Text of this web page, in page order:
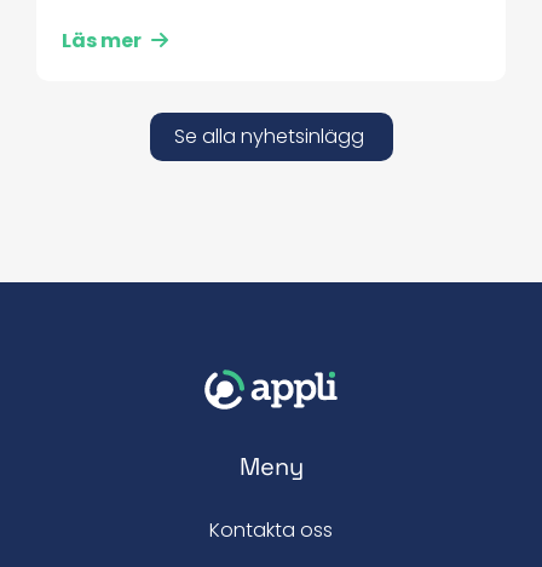
Läs mer
Se alla nyhetsinlägg
Meny
Kontakta oss